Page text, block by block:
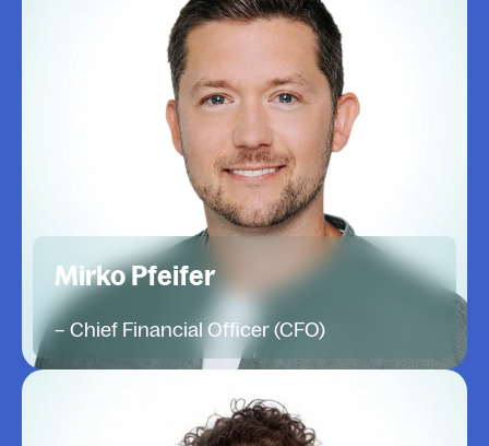
Mirko Pfeifer
– Chief Financial Officer (CFO)